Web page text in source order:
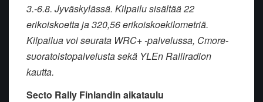
3.-6.8. Jyväskylässä. Kilpailu sisältää 22
erikoiskoetta ja 320,56 erikoiskoekilometriä.
Kilpailua voi seurata WRC+ -palvelussa, Cmore-
suoratoistopalvelusta sekä YLEn Ralliradion
kautta.
Secto Rally Finlandin aikataulu